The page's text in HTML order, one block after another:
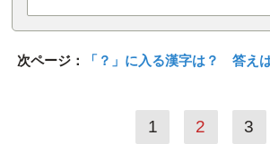
次ページ： 「？」に入る漢字は？ 答え
1 2 3